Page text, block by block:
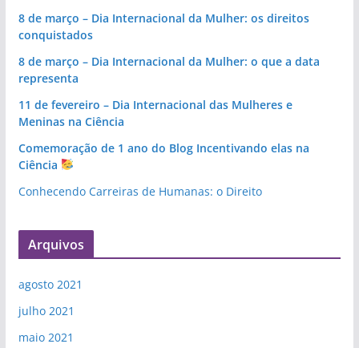
8 de março – Dia Internacional da Mulher: os direitos
conquistados
8 de março – Dia Internacional da Mulher: o que a data
representa
11 de fevereiro – Dia Internacional das Mulheres e
Meninas na Ciência
Comemoração de 1 ano do Blog Incentivando elas na
Ciência
Conhecendo Carreiras de Humanas: o Direito
Arquivos
agosto 2021
julho 2021
maio 2021